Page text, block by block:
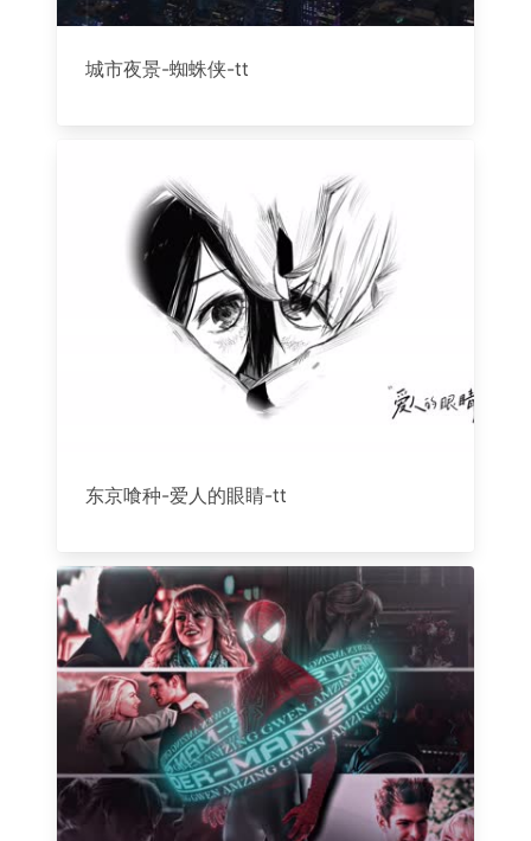
城市夜景-蜘蛛侠-tt
东京喰种-爱人的眼睛-tt